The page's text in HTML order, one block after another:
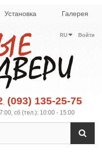
Установка Галерея
Войти
RU
, (093) 135-25-75
сб (тел.): 10:00 - 15:00